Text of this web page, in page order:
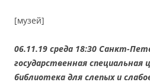
[музей]
06.11.19 среда 18:30 Санкт-
государственная специальная
библиотека для слепых и